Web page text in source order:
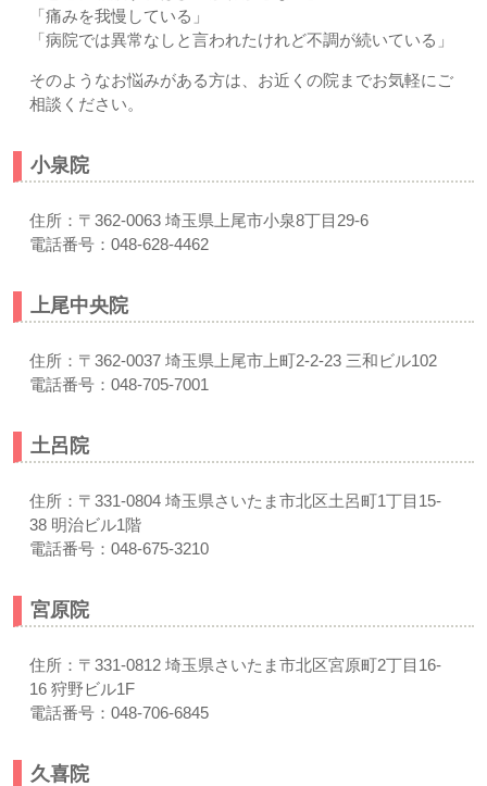
「痛みを我慢している」
「病院では異常なしと言われたけれど不調が続いている」
そのようなお悩みがある方は、お近くの院までお気軽にご
相談ください。
小泉院
住所：〒362-0063 埼玉県上尾市小泉8丁目29-6
電話番号：048-628-4462
上尾中央院
住所：〒362-0037 埼玉県上尾市上町2-2-23 三和ビル102
電話番号：048-705-7001
土呂院
住所：〒331-0804 埼玉県さいたま市北区土呂町1丁目15-
38 明治ビル1階
電話番号：048-675-3210
宮原院
住所：〒331-0812 埼玉県さいたま市北区宮原町2丁目16-
16 狩野ビル1F
電話番号：048-706-6845
久喜院